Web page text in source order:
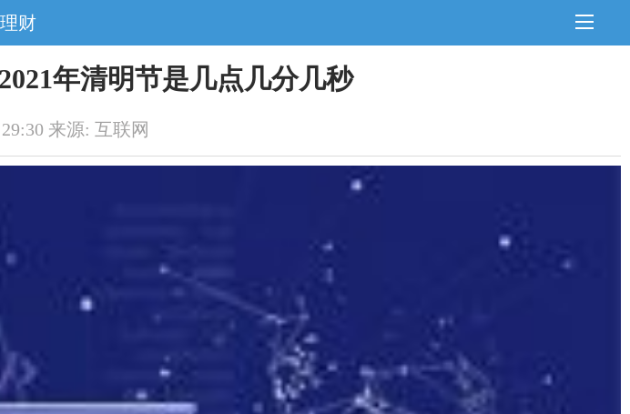
理财
年清明节是几点几分几秒
来源: 互联网